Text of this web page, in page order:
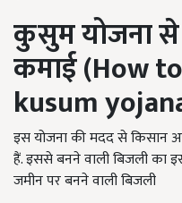
कुसुम योजना
कमाई (How
kusum
इस योजना की मदद से किसान
हैं. इससे बनने वाली बिजली का
जमीन पर बनने वाली बिजली